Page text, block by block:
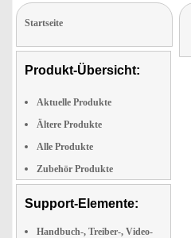
Startseite
Produkt-Übersicht:
Aktuelle Produkte
Ältere Produkte
Alle Produkte
Zubehör Produkte
Support-Elemente:
Handbuch-, Treiber-, Video-